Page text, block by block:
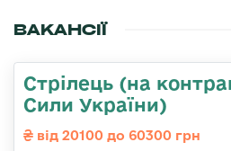
ВАКАНСІЇ
Стрілець (на
Сили України)
від 20100 до 60300 грн